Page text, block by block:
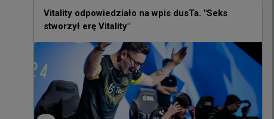
stworzył erę Vitality"
+
Vitality odpowiedziało na wpis dusTa. "Seks
stworzył erę Vitality"